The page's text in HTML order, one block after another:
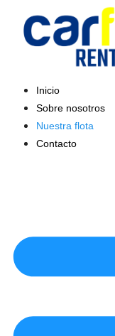
contenido
Inicio
Sobre nosotros
Nuestra flota
Contacto